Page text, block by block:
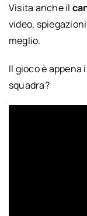
Visita anche il
video,
meglio.
Il gioco è
squadra?